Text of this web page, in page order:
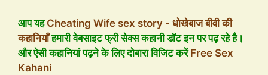
आप यहCheating Wife sex story - धोखेबाज बीवी की
कहानियाँहमारी वेबसाइट फ्री सेक्स कहानी डॉट इन पर पढ़ रहे है।
और ऐसी कहानियां पढ़ने के लिए दोबारा विजिट करेंFree Sex
Kahani